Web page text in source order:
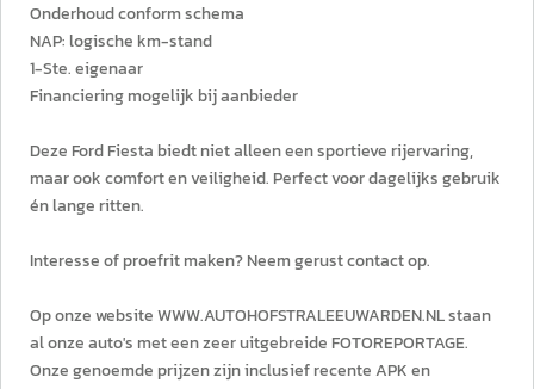
Onderhoud conform schema
NAP: logische km-stand
1-Ste. eigenaar
Financiering mogelijk bij aanbieder
Deze Ford Fiesta biedt niet alleen een sportieve rijervaring,
maar ook comfort en veiligheid. Perfect voor dagelijks gebruik
én lange ritten.
Interesse of proefrit maken? Neem gerust contact op.
Op onze website WWW.AUTOHOFSTRALEEUWARDEN.NL staan
al onze auto's met een zeer uitgebreide FOTOREPORTAGE.
Onze genoemde prijzen zijn inclusief recente APK en